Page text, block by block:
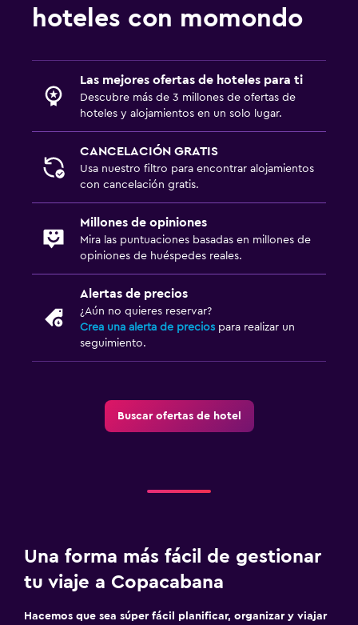
hoteles con momondo
Las mejores ofertas de hoteles para ti
Descubre más de 3 millones de ofertas de
hoteles y alojamientos en un solo lugar.
CANCELACIÓN GRATIS
Usa nuestro filtro para encontrar alojamientos
con cancelación gratis.
Millones de opiniones
Mira las puntuaciones basadas en millones de
opiniones de huéspedes reales.
Alertas de precios
¿Aún no quieres reservar?
Crea una alerta de precios para realizar un
seguimiento.
Buscar ofertas de hotel
Una forma más fácil de gestionar
tu viaje a Copacabana
Hacemos que sea súper fácil planificar, organizar y viajar